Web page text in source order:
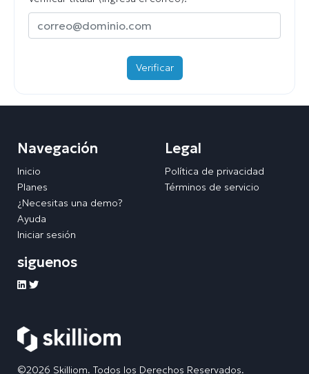
Verificar
©2026 Skilliom. Todos los Derechos Reservados.
Navegación
Inicio
Planes
¿Necesitas una demo?
Ayuda
Iniciar sesión
Legal
Política de privacidad
Términos de servicio
siguenos